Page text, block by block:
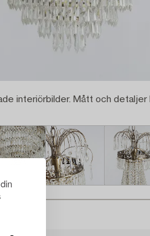
interiörbilder. Mått och detaljer